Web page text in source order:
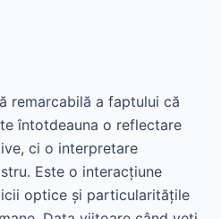
remarcabilă a faptului că
întotdeauna o reflectare
ci o interpretare
Este o interacțiune
optice și particularitățile